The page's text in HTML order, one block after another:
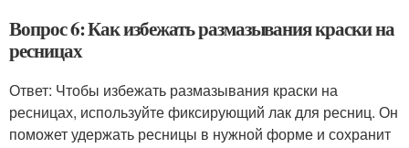
Вопрос 6: Как избежать размазывания краски на
ресницах
Ответ: Чтобы избежать размазывания краски на
ресницах, используйте фиксирующий лак для ресниц. Он
поможет удержать ресницы в нужной форме и сохранит